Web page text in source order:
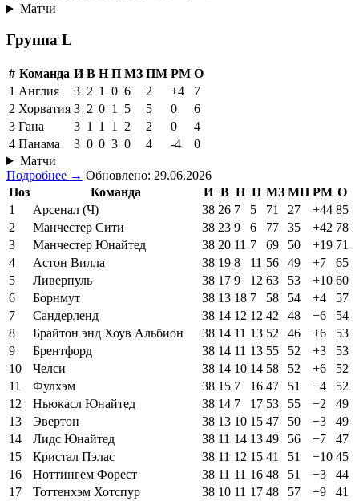
Матчи
Группа L
# Команда И В Н П МЗ ПМ РМ О
1 Англия 3 2 1 0 6 2 +4
7
2 Хорватия 3 2 0 1 5 5 0
6
3 Гана 3 1 1 1 2 2 0
4
4 Панама 3 0 0 3 0 4 -4
0
Матчи
Подробнее → Обновлено: 29.06.2026
Поз
Команда И В Н П МЗ МП РМ О
1
Арсенал (Ч) 38 26 7 5 71 27 +44 85
2
Манчестер Сити 38 23 9 6 77 35 +42 78
3
Манчестер Юнайтед 38 20 11 7 69 50 +19 71
4
Астон Вилла 38 19 8 11 56 49 +7
65
5
Ливерпуль 38 17 9 12 63 53 +10 60
6
Борнмут 38 13 18 7 58 54 +4
57
7
Сандерленд 38 14 12 12 42 48 −6
54
8
Брайтон энд Хоув Альбион 38 14 11 13 52 46 +6
53
9
Брентфорд 38 14 11 13 55 52 +3
53
10
Челси 38 14 10 14 58 52 +6
52
11
Фулхэм 38 15 7 16 47 51 −4
52
12
Ньюкасл Юнайтед 38 14 7 17 53 55 −2
49
13
Эвертон 38 13 10 15 47 50 −3
49
14
Лидс Юнайтед 38 11 14 13 49 56 −7
47
15
Кристал Пэлас 38 11 12 15 41 51 −10 45
16
Ноттингем Форест 38 11 11 16 48 51 −3
44
17
Тоттенхэм Хотспур 38 10 11 17 48 57 −9
41